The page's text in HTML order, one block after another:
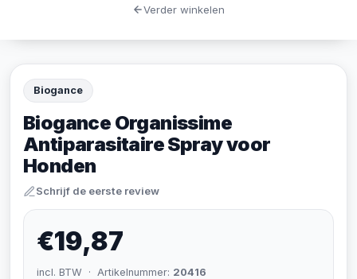
Biogance
Biogance Organissime
Antiparasitaire Spray voor
Honden
Schrijf de eerste review
€19,87
incl. BTW · Artikelnummer: 20416
Verder winkelen